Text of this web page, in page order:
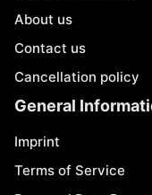
About us
Contact us
Cancellation policy
General
Imprint
Terms of Service